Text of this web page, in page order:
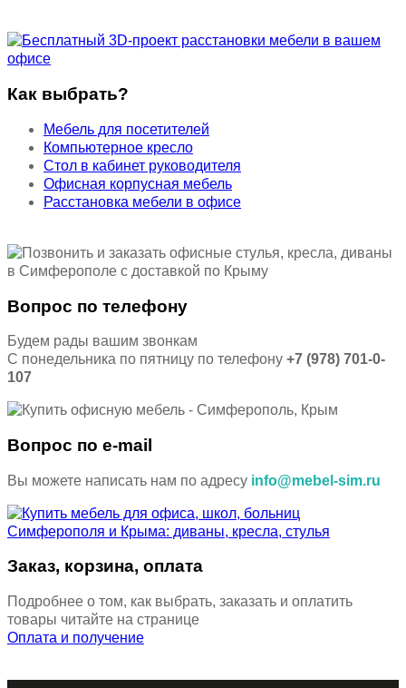
Как выбрать?
Мебель для посетителей
Компьютерное кресло
Стол в кабинет руководителя
Офисная корпусная мебель
Расстановка мебели в офисе
Вопрос по телефону
Будем рады вашим звонкам
С понедельника по пятницу по телефону +7 (978) 701-0-
107
Вопрос по e-mail
Вы можете написать нам по адресу info@mebel-sim.ru
Заказ, корзина, оплата
Подробнее о том, как выбрать, заказать и оплатить
товары читайте на странице
Оплата и получение